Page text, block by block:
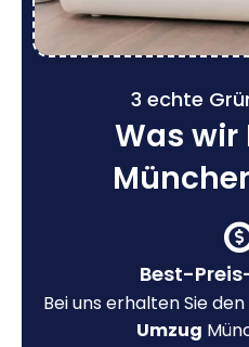
3 echte
Was wir
Best-
Bei uns erhalten Sie den
Umzug